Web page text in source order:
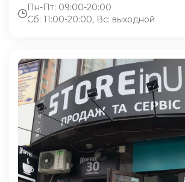
Пн-Пт: 09:00-20:00
Сб: 11:00-20:00, Вс: выходной